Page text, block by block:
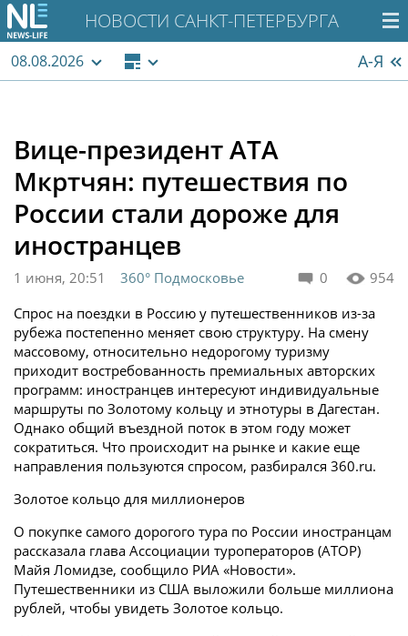
НОВОСТИ САНКТ-ПЕТЕРБУРГА
08.08.2026 А-Я
Вице-президент АТА
Мкртчян: путешествия по
России стали дороже для
иностранцев
0 954
1 июня, 20:51
360° Подмосковье
Спрос на поездки в Россию у путешественников из-за
рубежа постепенно меняет свою структуру. На смену
массовому, относительно недорогому туризму
приходит востребованность премиальных авторских
программ: иностранцев интересуют индивидуальные
маршруты по Золотому кольцу и этнотуры в Дагестан.
Однако общий въездной поток в этом году может
сократиться. Что происходит на рынке и какие еще
направления пользуются спросом, разбирался 360.ru.
Золотое кольцо для миллионеров
О покупке самого дорогого тура по России иностранцам
рассказала глава Ассоциации туроператоров (АТОР)
Майя Ломидзе, сообщило РИА «Новости».
Путешественники из США выложили больше миллиона
рублей, чтобы увидеть Золотое кольцо.